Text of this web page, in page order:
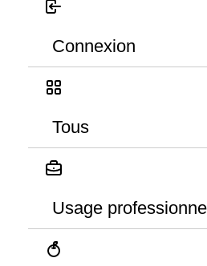
Connexion
Tous
Usage